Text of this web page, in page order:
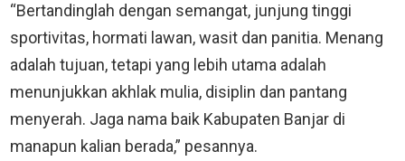
“Bertandinglah dengan semangat, junjung tinggi
sportivitas, hormati lawan, wasit dan panitia. Menang
adalah tujuan, tetapi yang lebih utama adalah
menunjukkan akhlak mulia, disiplin dan pantang
menyerah. Jaga nama baik Kabupaten Banjar di
manapun kalian berada,” pesannya.